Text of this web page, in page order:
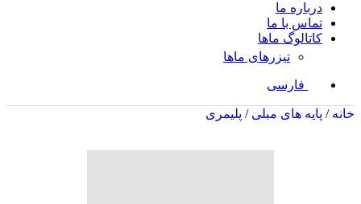
درباره ما
تماس با ما
کاتالوگ ماها
تیزرهای ماها
فارسی
خانه/ پایه های مبلی/ پلیمری